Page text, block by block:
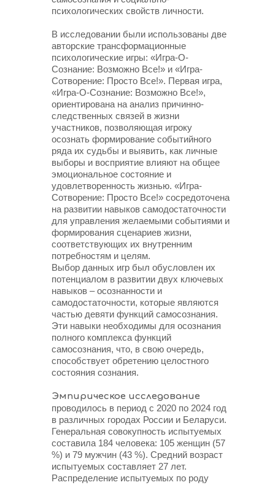
психологических свойств личности.
В исследовании были использованы две
авторские трансформационные
психологические игры: «Игра-О-
Сознание: Возможно Все!» и «Игра-
Сотворение: Просто Все!». Первая игра,
«Игра-О-Сознание: Возможно Все!»,
ориентирована на анализ причинно-
следственных связей в жизни
участников, позволяющая игроку
осознать формирование событийного
ряда их судьбы и выявить, как личные
выборы и восприятие влияют на общее
эмоциональное состояние и
удовлетворенность жизнью. «Игра-
Сотворение: Просто Все!» сосредоточена
на развитии навыков самодостаточности
для управления желаемыми событиями и
формирования сценариев жизни,
соответствующих их внутренним
потребностям и целям.
Выбор данных игр был обусловлен их
потенциалом в развитии двух ключевых
навыков – осознанности и
самодостаточности, которые являются
частью девяти функций самосознания.
Эти навыки необходимы для осознания
полного комплекса функций
самосознания, что, в свою очередь,
способствует обретению целостного
состояния сознания.
Эмпирическое исследование
проводилось в период с 2020 по 2024 год
в различных городах России и Беларуси.
Генеральная совокупность испытуемых
составила 184 человека: 105 женщин (57
%) и 79 мужчин (43 %). Средний возраст
испытуемых составляет 27 лет.
Распределение испытуемых по роду